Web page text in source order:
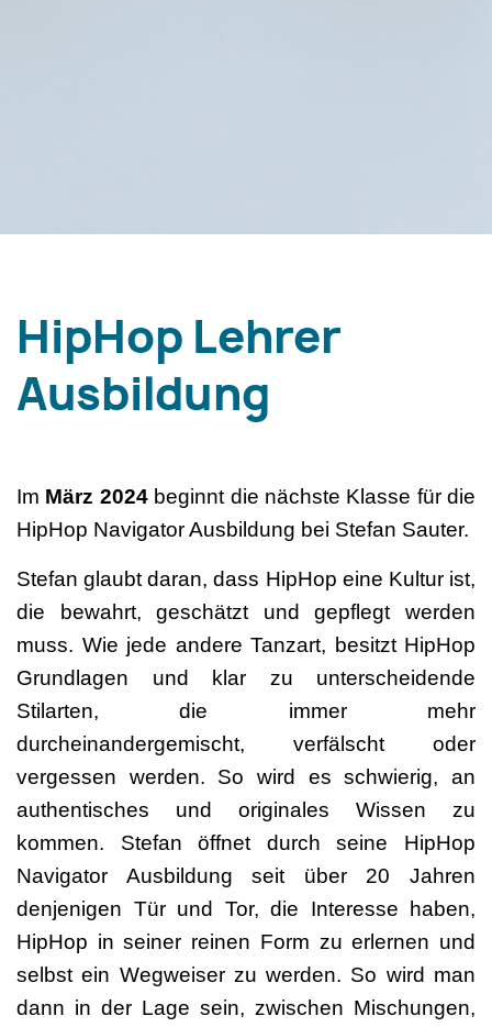
HipHop Lehrer
Ausbildung
Im März 2024beginnt die nächste Klasse für die
HipHop Navigator Ausbildung bei Stefan Sauter.
Stefan glaubt daran, dass HipHop eine Kultur ist,
die bewahrt, geschätzt und gepflegt werden
muss. Wie jede andere Tanzart, besitzt HipHop
Grundlagen und klar zu unterscheidende
Stilarten, die immer mehr
durcheinandergemischt, verfälscht oder
vergessen werden. So wird es schwierig, an
authentisches und originales Wissen zu
kommen. Stefan öffnet durch seine HipHop
Navigator Ausbildung seit über 20 Jahren
denjenigen Tür und Tor, die Interesse haben,
HipHop in seiner reinen Form zu erlernen und
selbst ein Wegweiser zu werden. So wird man
dann in der Lage sein, zwischen Mischungen,